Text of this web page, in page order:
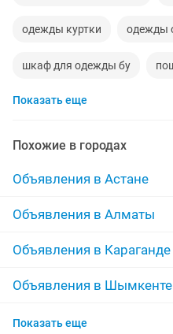
одежды куртки одежды
шкаф для одежды бу
новые женские одежды
продавец детской одежды
консультант одежды
стойка одежды дизайн
вешалки для одежды
Показать еще
Похожие в городах
Объявления в Астане
Объявления в Алматы
Объявления в Караганде
Объявления в Шымкенте
Объявления в Актобе
Показать еще